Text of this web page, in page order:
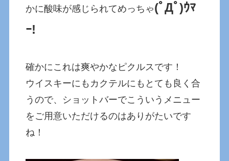
かに酸味が感じられてめっちゃ(ﾟДﾟ)ｳﾏ
ｰ!
確かにこれは爽やかなピクルスです！
ウイスキーにもカクテルにもとても良く合
うので、ショットバーでこういうメニュー
をご用意いただけるのはありがたいです
ね！